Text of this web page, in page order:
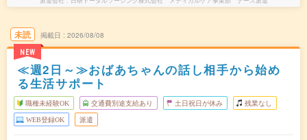
未読
NEW
掲載日 2026/08/08
≪週2日～≫おばあちゃんの話し相手から始め
る生活サポート
職種未経験OK 交通費別途支給あり 土日祝日が休み 残業なし
WEB登録OK 派遣